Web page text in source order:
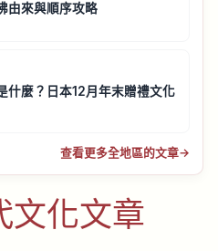
由來與順序攻略
什麼？日本12月年末贈禮文化
查看更多全地區的文章→
文化文章